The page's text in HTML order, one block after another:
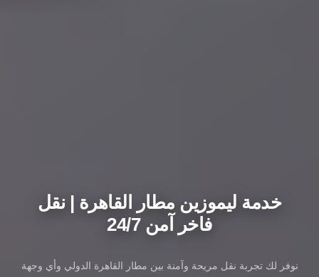
خدمة ليموزين مطار القاهرة | نقل
فاخر آمن 24/7
نوفر لك تجربة نقل مريحة وآمنة بين مطار القاهرة الدولي وأي وجهة